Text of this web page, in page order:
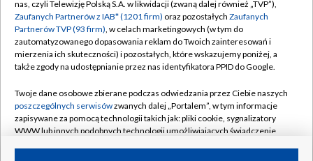
Emisja w TVP
Centrum informacji TVP
Naziemna Telewizja Cyfrowa
Rada Programowa
System NOS
Informacje o nadawcy
Polityka prywatności
Moje zgody
Pomoc
Kontakt
Kanały
nas, czyli Telewizję Polską S.A. w likwidacji (zwaną dalej również „TVP”),
Zaufanych Partnerów z IAB* (1201 firm) oraz pozostałych Zaufanych
Partnerów TVP (93 firm), w celach marketingowych (w tym do
zautomatyzowanego dopasowania reklam do Twoich zainteresowań i
mierzenia ich skuteczności) i pozostałych, które wskazujemy poniżej, a
także zgody na udostępnianie przez nas identyfikatora PPID do Google.
Twoje dane osobowe zbierane podczas odwiedzania przez Ciebie naszych
poszczególnych serwisówzwanych dalej „Portalem”, w tym informacje
zapisywane za pomocą technologii takich jak: pliki cookie, sygnalizatory
WWW lub innych podobnych technologii umożliwiających świadczenie